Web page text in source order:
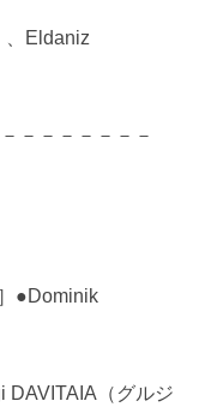
、Eldaniz
－－－－－－－
●Dominik
DAVITAIA（グルジ